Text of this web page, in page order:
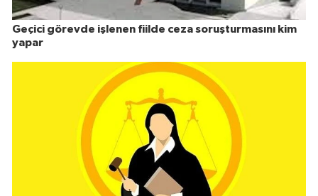
Geçici görevde işlenen fiilde ceza soruşturmasını kim
yapar